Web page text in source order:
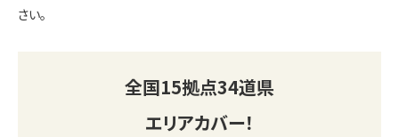
さい。
全国15拠点34道県
エリアカバー！